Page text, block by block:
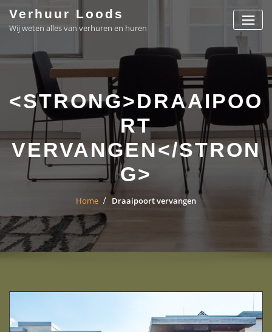
content
Verhuur Loods
Wij weten alles van verhuren en huren
<STRONG>DRAAIPOO
RT
VERVANGEN</STRON
G>
Home Draaipoort vervangen